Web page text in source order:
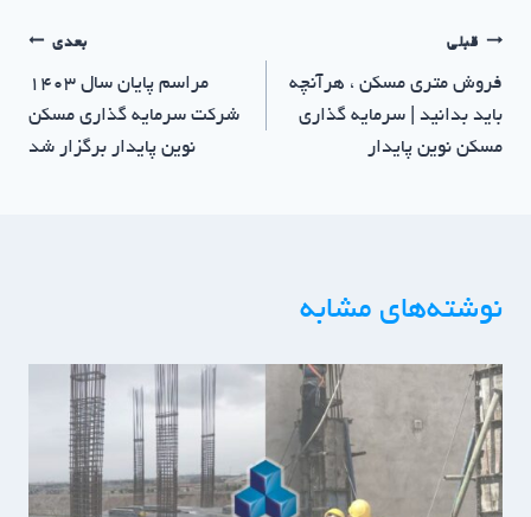
قبلی
فروش متری مسکن ، هرآنچه
باید بدانید | سرمایه گذاری
مسکن نوین پایدار
بعدی
مراسم پایان سال ۱۴۰۳
شرکت سرمایه گذاری مسکن
نوین پایدار برگزار شد
نوشته‌های مشابه